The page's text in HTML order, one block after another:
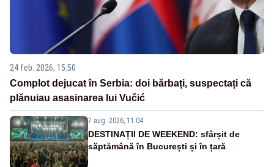
24 feb. 2026, 15:50
Complot dejucat în Serbia: doi bărbați, suspectați că
plănuiau asasinarea lui Vučić
7 aug. 2026, 11:04
DESTINAȚII DE WEEKEND: sfârșit de
săptămână în București și în țară